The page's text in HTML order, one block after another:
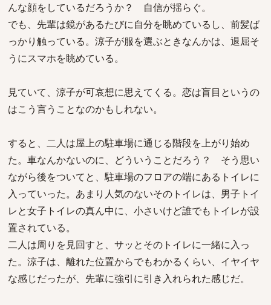
んな顔をしているだろうか？ 自信が揺らぐ。
でも、先輩は鏡があるたびに自分を眺めているし、前髪ば
っかり触っている。涼子が服を選ぶときなんかは、退屈そ
うにスマホを眺めている。
見ていて、涼子が可哀想に思えてくる。恋は盲目というの
はこう言うことなのかもしれない。
すると、二人は屋上の駐車場に通じる階段を上がり始め
た。車なんかないのに、どういうことだろう？ そう思い
ながら後をついてと、駐車場のフロアの端にあるトイレに
入っていった。あまり人気のないそのトイレは、男子トイ
レと女子トイレの真ん中に、小さいけど誰でもトイレが設
置されている。
二人は周りを見回すと、サッとそのトイレに一緒に入っ
た。涼子は、離れた位置からでもわかるくらい、イヤイヤ
な感じだったが、先輩に強引に引き入れられた感じだ。